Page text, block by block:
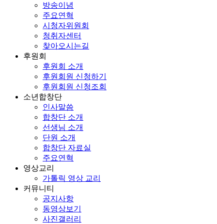
방송이념
주요연혁
시청자위원회
청취자센터
찾아오시는길
후원회
후원회 소개
후원회원 신청하기
후원회원 신청조회
소년합창단
인사말씀
합창단 소개
선생님 소개
단원 소개
합창단 자료실
주요연혁
영상교리
가톨릭 영상 교리
커뮤니티
공지사항
동영상보기
사진갤러리